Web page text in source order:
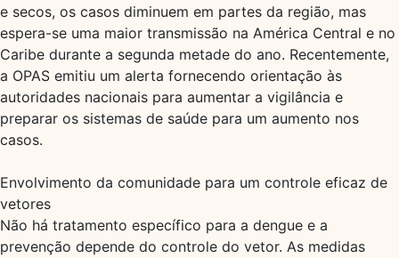
e secos, os casos diminuem em partes da região, mas
espera-se uma maior transmissão na América Central e no
Caribe durante a segunda metade do ano. Recentemente,
a OPAS emitiu um alerta fornecendo orientação às
autoridades nacionais para aumentar a vigilância e
preparar os sistemas de saúde para um aumento nos
casos.
Envolvimento da comunidade para um controle eficaz de
vetores
Não há tratamento específico para a dengue e a
prevenção depende do controle do vetor. As medidas